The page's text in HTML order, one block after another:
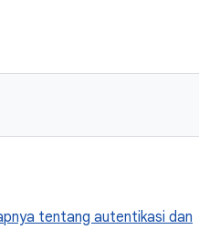
tentang autentikasi dan